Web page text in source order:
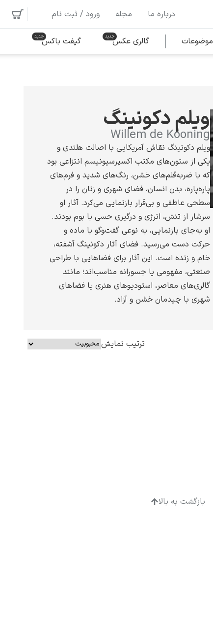
درباره ما مجله ورود / ثبت نام
موضوعات گالری عکس گیفت باکس
ویلم دکونینگ
Willem de Kooning
ویلم دکونینگ نقاش آمریکایی با اصالت هلندی و
یکی از ستون‌های مکتب اکسپرسیونیسم انتزاعی بود
که با ضربه‌قلم‌های خشن، رنگ‌های شدید و فرم‌های
پاره‌پاره، بدن انسان، فضای شهری و زنان را در
سطحی عاطفی و بی‌قرار بازنمایی می‌کرد. آثار او
سرشار از تنش، انرژی و درگیری حسی با بوم بودند.
او به‌جای بازنمایی، به نوعی گفت‌وگو با ماده و
حرکت دست می‌رسید. فضای آثار دکونینگ آشفته،
خام و زنده است. این آثار برای فضاهایی با طراحی
صنعتی، مفهومی یا جسورانه مناسب‌اند؛ مانند
گالری‌های معاصر، استودیوهای هنری یا فضاهای
شهری با چیدمان خشن و آزاد.
ترتیب نمایش
بازگشت به بالا